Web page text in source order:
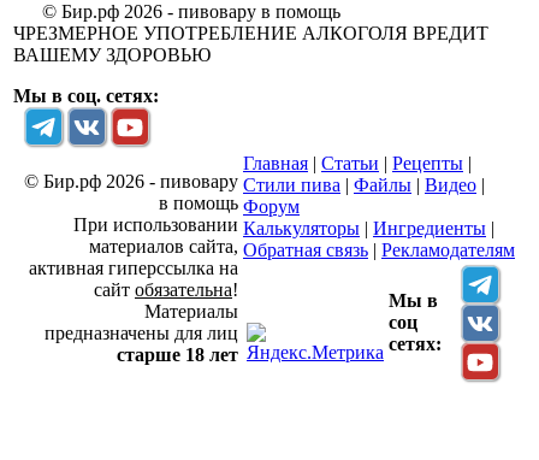
© Бир.рф 2026 - пивовару в помощь
ЧРЕЗМЕРНОЕ УПОТРЕБЛЕНИЕ АЛКОГОЛЯ ВРЕДИТ
ВАШЕМУ ЗДОРОВЬЮ
Мы в соц. сетях:
© Бир.рф 2026 - пивовару
в помощь
При использовании
материалов сайта,
активная гиперссылка на
сайт обязательна!
Материалы
предназначены для лиц
старше 18 лет
Главная | Статьи | Рецепты |
Стили пива | Файлы | Видео |
Форум
Калькуляторы | Ингредиенты |
Обратная связь | Рекламодателям
Мы в
соц
сетях: